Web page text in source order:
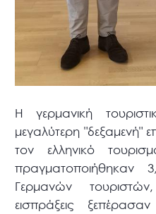
H γερμανική
μεγαλύτερη "δεξαμενή"
τον ελληνικό
πραγματοποιήθηκαν
Γερμανών
εισπράξεις